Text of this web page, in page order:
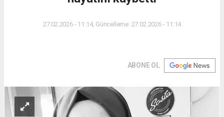
27.02.2026 - 11:14, Güncelleme: 27.02.2026 - 11:14
ABONE OL